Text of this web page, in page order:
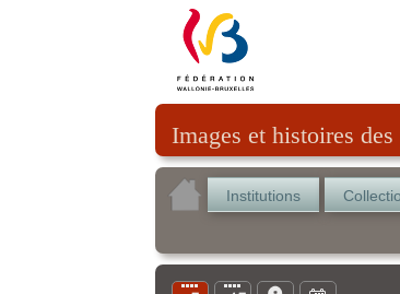
Images et histoires
Institutions